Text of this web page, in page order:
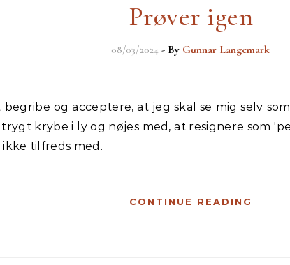
Prøver igen
08/03/2024 - By Gunnar Langemark
krybe i ly og nøjes med, at resignere som
tilfreds med.
CONTINUE READING